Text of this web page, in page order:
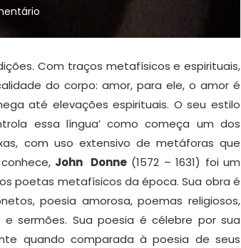
Com traços metafísicos e espirituais,
do corpo: amor, para ele, o amor é
até elevações espirituais. O seu estilo
essa língua’ como começa um dos
com uso extensivo de metáforas que
John Donne (1572 – 1631) foi um
poetas metafísicos da época. Sua obra é
poesia amorosa, poemas religiosos,
sermões. Sua poesia é célebre por sua
quando comparada à poesia de seus